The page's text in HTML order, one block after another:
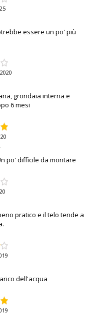
essere un po' più
grondaia interna e
6 mesi
po' difficile da montare
pratico e il telo tende a
dell'acqua